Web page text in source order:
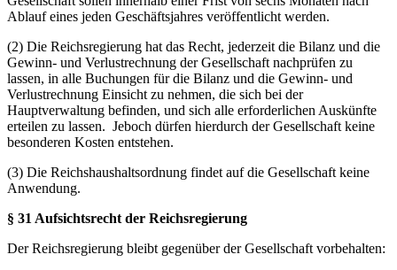
Ablauf eines jeden Geschäftsjahres veröffentlicht werden.
(2) Die Reichsregierung hat das Recht, jederzeit die Bilanz und die
Gewinn- und Verlustrechnung der Gesellschaft nachprüfen zu
lassen, in alle Buchungen für die Bilanz und die Gewinn- und
Verlustrechnung Einsicht zu nehmen, die sich bei der
Hauptverwaltung befinden, und sich alle erforderlichen Auskünfte
erteilen zu lassen. Jeboch dürfen hierdurch der Gesellschaft keine
besonderen Kosten entstehen.
(3) Die Reichshaushaltsordnung findet auf die Gesellschaft keine
Anwendung.
§ 31 Aufsichtsrecht der Reichsregierung
Der Reichsregierung bleibt gegenüber der Gesellschaft vorbehalten: